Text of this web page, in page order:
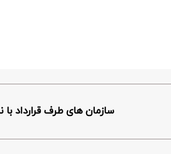
سازمان های طرف قرارداد با